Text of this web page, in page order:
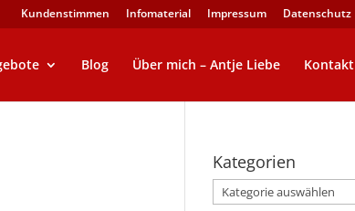
Kundenstimmen Infomaterial Impressum Datenschutz
Blog Über mich – Antje Liebe Kontakt
Kategorien
Kategorien